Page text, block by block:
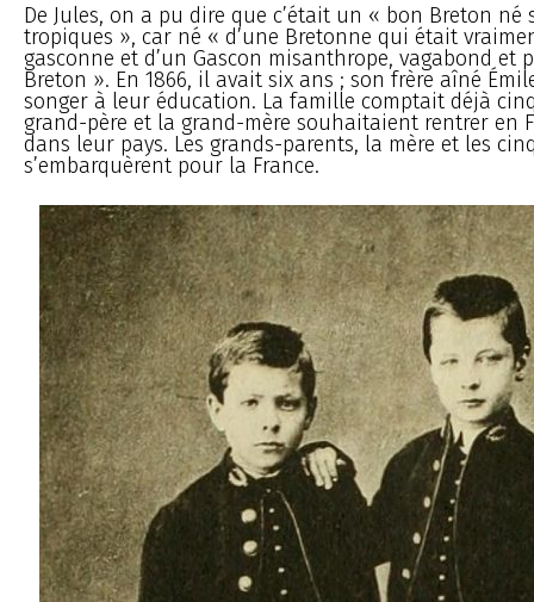
De Jules, on a pu dire que c’était un « bon Breton né
tropiques », car né « d’une Bretonne qui était
gasconne et d’un Gascon misanthrope, vagabond et
Breton ». En 1866, il avait six ans ; son frère aîné
songer à leur éducation. La famille comptait déjà
grand-père et la grand-mère souhaitaient rentrer en
dans leur pays. Les grands-parents, la mère et les
s’embarquèrent pour la France.